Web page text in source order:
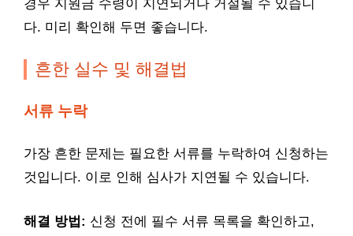
경우 지원금 수령이 지연되거나 거절될 수 있습니
다. 미리 확인해 두면 좋습니다.
흔한 실수 및 해결법
서류 누락
가장 흔한 문제는 필요한 서류를 누락하여 신청하는
것입니다. 이로 인해 심사가 지연될 수 있습니다.
해결 방법: 신청 전에 필수 서류 목록을 확인하고,